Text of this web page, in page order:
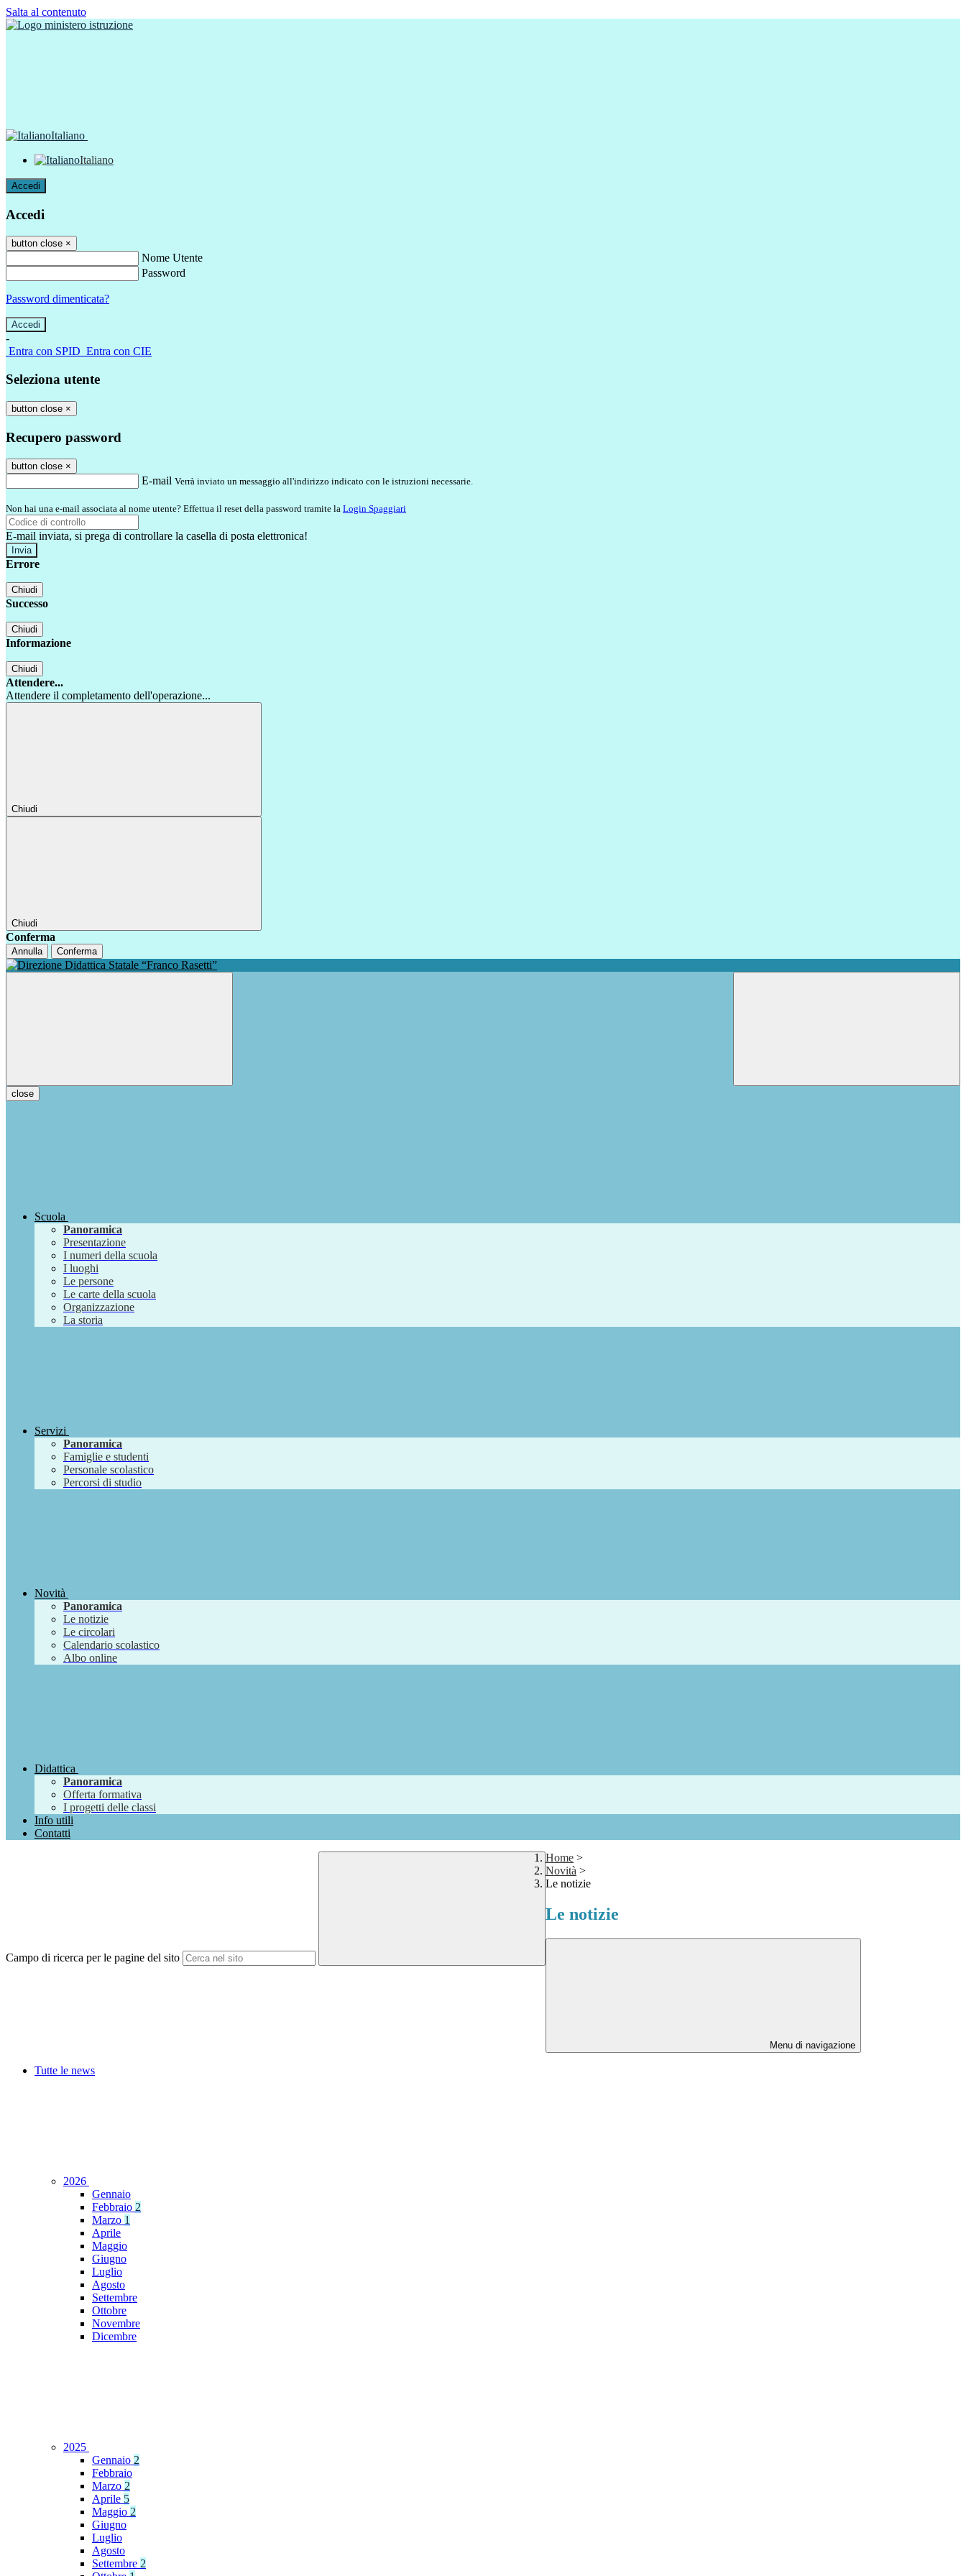
Salta al contenuto
Italiano
Italiano
Accedi
Accedi
button close ×
Nome Utente
Password
Password dimenticata?
-
Entra con SPID Entra con CIE
Seleziona utente
button close ×
Recupero password
button close ×
E-mail Verrà inviato un messaggio all'indirizzo indicato con le istruzioni necessarie.
Non hai una e-mail associata al nome utente? Effettua il reset della password tramite la Login Spaggiari
E-mail inviata, si prega di controllare la casella di posta elettronica!
Errore
Chiudi
Successo
Chiudi
Informazione
Chiudi
Attendere...
Attendere il completamento dell'operazione...
Chiudi
Chiudi
Conferma
Annulla Conferma
close
Scuola
Panoramica
Presentazione
I numeri della scuola
I luoghi
Le persone
Le carte della scuola
Organizzazione
La storia
Servizi
Panoramica
Famiglie e studenti
Personale scolastico
Percorsi di studio
Novità
Panoramica
Le notizie
Le circolari
Calendario scolastico
Albo online
Didattica
Panoramica
Offerta formativa
I progetti delle classi
Info utili
Contatti
Campo di ricerca per le pagine del sito
Home >
Novità >
Le notizie
Le notizie
Menu di navigazione
Tutte le news
2026
Gennaio
Febbraio 2
Marzo 1
Aprile
Maggio
Giugno
Luglio
Agosto
Settembre
Ottobre
Novembre
Dicembre
2025
Gennaio 2
Febbraio
Marzo 2
Aprile 5
Maggio 2
Giugno
Luglio
Agosto
Settembre 2